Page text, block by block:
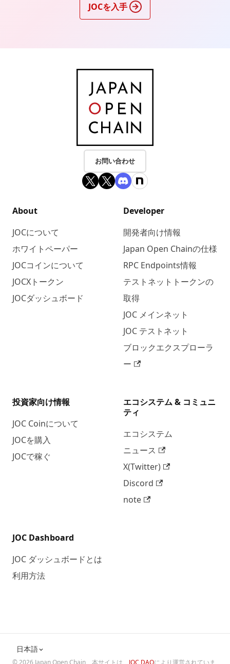
JOCを入手
お問い合わせ
About
JOCについて
ホワイトペーパー
JOCコインについて
JOCXトークン
JOCダッシュボード
Developer
開発者向け情報
Japan Open Chainの仕様
RPC Endpoints情報
テストネットトークンの
取得
JOC メインネット
JOC テストネット
ブロックエクスプローラ
ー
投資家向け情報
JOC Coinについて
JOCを購入
JOCで稼ぐ
エコシステム & コミュニ
ティ
エコシステム
ニュース
X(Twitter)
Discord
note
JOC Dashboard
JOC ダッシュボードとは
利用方法
日本語
© 2026 Japan Open Chain 本サイトは、 JOC DAOにより運営されていま